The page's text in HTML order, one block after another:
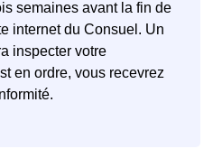
semaines avant la fin de
internet du Consuel. Un
inspecter votre
en ordre, vous recevrez